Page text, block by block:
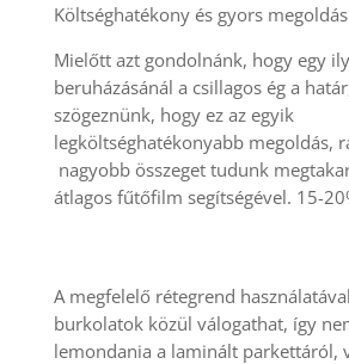
Költséghatékony és gyors
Mielőtt azt gondolnánk, hogy egy
beruházásánál a csillagos ég a
szögeznünk, hogy ez az egyik
legköltséghatékonyabb megoldás,
nagyobb összeget tudunk
átlagos fűtőfilm segítségével. 15-
A megfelelő rétegrend
burkolatok közül válogathat, így
lemondania a laminált parkettáról,